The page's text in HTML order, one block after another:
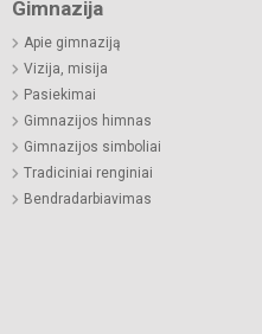
Gimnazija
Apie gimnaziją
Vizija, misija
Pasiekimai
Gimnazijos himnas
Gimnazijos simboliai
Tradiciniai renginiai
Bendradarbiavimas